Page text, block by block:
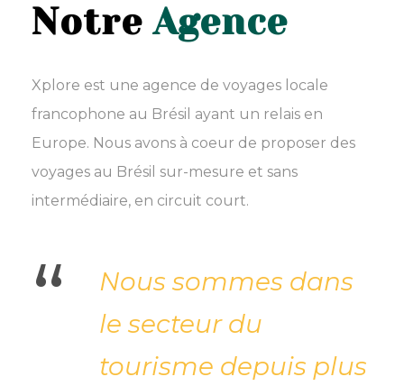
Notre Agence
Xplore est une agence de voyages locale
francophone au Brésil ayant un relais en
Europe. Nous avons à coeur de proposer des
voyages au Brésil sur-mesure et sans
intermédiaire, en circuit court.
“
Nous sommes dans
le secteur du
tourisme depuis plus